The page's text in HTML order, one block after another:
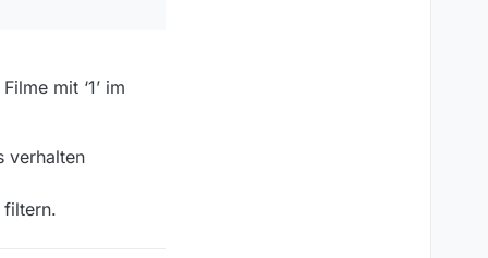
mit ‘1’ im
verhalten
filtern.